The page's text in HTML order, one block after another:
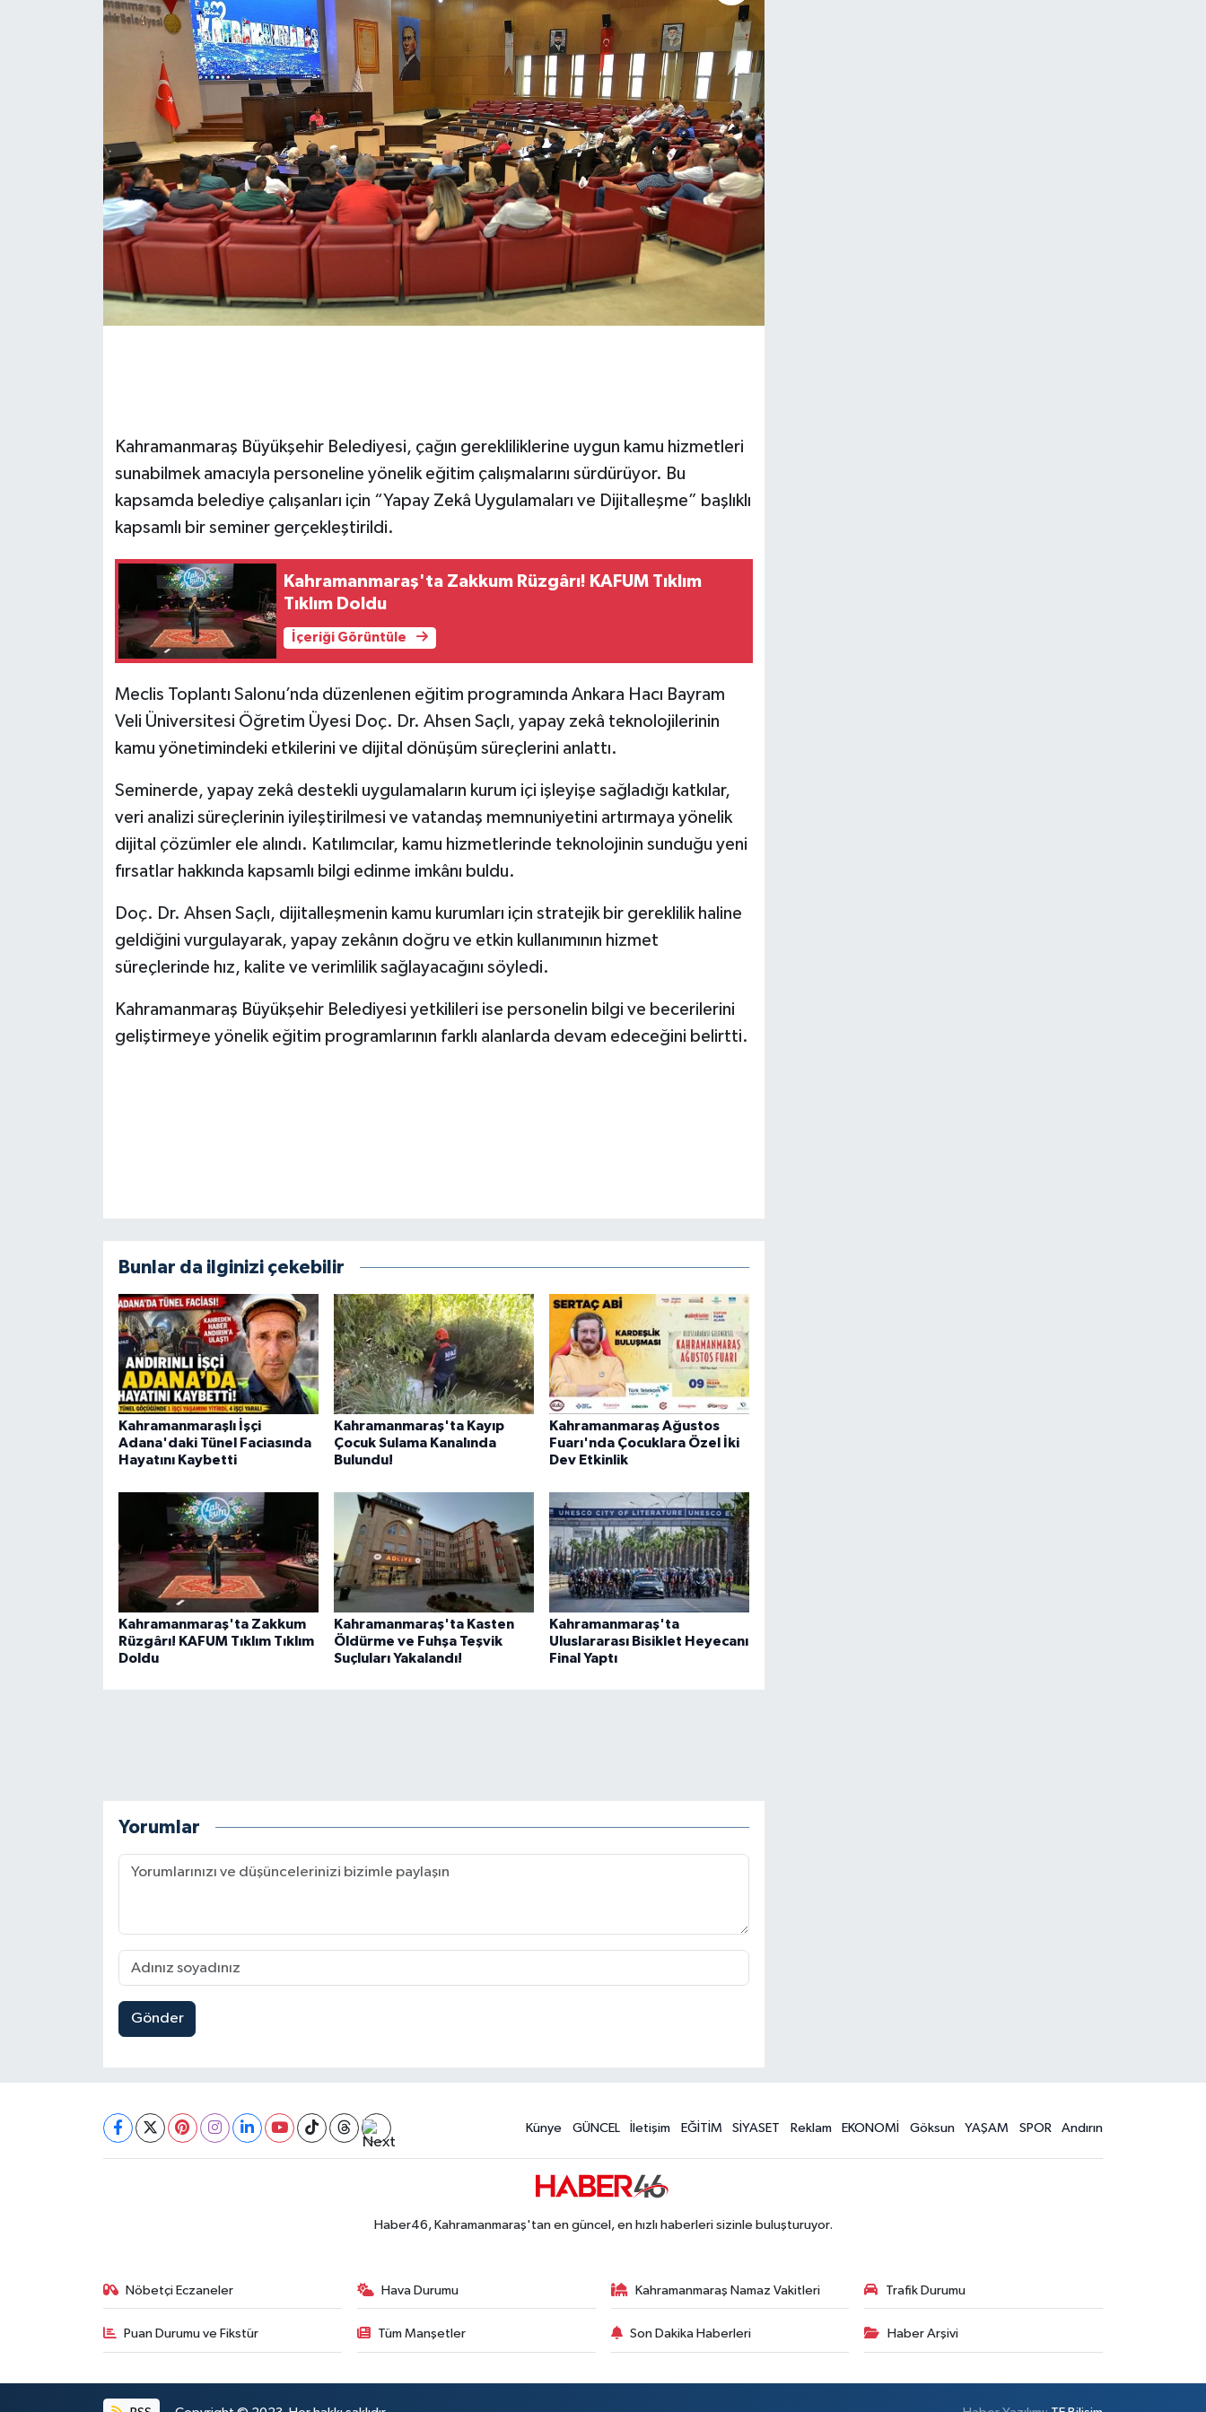
Kahramanmaraş Büyükşehir Belediyesi, çağın gerekliliklerine uygun kamu hizmetleri
sunabilmek amacıyla personeline yönelik eğitim çalışmalarını sürdürüyor. Bu
kapsamda belediye çalışanları için “Yapay Zekâ Uygulamaları ve Dijitalleşme” başlıklı
kapsamlı bir seminer gerçekleştirildi.
Kahramanmaraş'ta Zakkum Rüzgârı! KAFUM Tıklım
Tıklım Doldu
İçeriği Görüntüle
Meclis Toplantı Salonu’nda düzenlenen eğitim programında Ankara Hacı Bayram
Veli Üniversitesi Öğretim Üyesi Doç. Dr. Ahsen Saçlı, yapay zekâ teknolojilerinin
kamu yönetimindeki etkilerini ve dijital dönüşüm süreçlerini anlattı.
Seminerde, yapay zekâ destekli uygulamaların kurum içi işleyişe sağladığı katkılar,
veri analizi süreçlerinin iyileştirilmesi ve vatandaş memnuniyetini artırmaya yönelik
dijital çözümler ele alındı. Katılımcılar, kamu hizmetlerinde teknolojinin sunduğu yeni
fırsatlar hakkında kapsamlı bilgi edinme imkânı buldu.
Doç. Dr. Ahsen Saçlı, dijitalleşmenin kamu kurumları için stratejik bir gereklilik haline
geldiğini vurgulayarak, yapay zekânın doğru ve etkin kullanımının hizmet
süreçlerinde hız, kalite ve verimlilik sağlayacağını söyledi.
Kahramanmaraş Büyükşehir Belediyesi yetkilileri ise personelin bilgi ve becerilerini
geliştirmeye yönelik eğitim programlarının farklı alanlarda devam edeceğini belirtti.
Bunlar da ilginizi çekebilir
Kahramanmaraşlı İşçi
Adana'daki Tünel Faciasında
Hayatını Kaybetti
Kahramanmaraş'ta Kayıp
Çocuk Sulama Kanalında
Bulundu!
Kahramanmaraş Ağustos
Fuarı'nda Çocuklara Özel İki
Dev Etkinlik
Kahramanmaraş'ta Zakkum
Rüzgârı! KAFUM Tıklım Tıklım
Doldu
Kahramanmaraş'ta Kasten
Öldürme ve Fuhşa Teşvik
Suçluları Yakalandı!
Kahramanmaraş'ta
Uluslararası Bisiklet Heyecanı
Final Yaptı
Yorumlar
Gönder
Künye GÜNCEL İletişim EĞİTİM SİYASET Reklam EKONOMİ Göksun YAŞAM SPOR Andırın
Haber46, Kahramanmaraş'tan en güncel, en hızlı haberleri sizinle buluşturuyor.
Nöbetçi Eczaneler Hava Durumu Kahramanmaraş Namaz Vakitleri Trafik Durumu
Puan Durumu ve Fikstür Tüm Manşetler Son Dakika Haberleri Haber Arşivi
İLÇE HABERLERİ
KÜLTÜR-SANAT
ROPORTAJ
KADIN-AİLE
SEÇİM 2011
BİLİMNET
SİVİL TOPLUM
KİM KİMDİR
HEDEF2020
SEÇİM 2015
BİLİM VE TEKNOLOJİ
YARIŞMALAR
HABERDE İNSAN